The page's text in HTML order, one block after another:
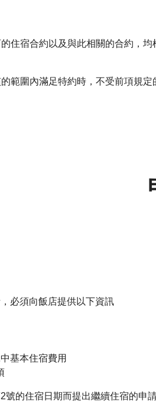
住宿合約以及與此相關的合約，
範圍內滿足特約時，不受前項規定
必須向飯店提供以下資訊
基本住宿費用
號的住宿日期而提出繼續住宿的